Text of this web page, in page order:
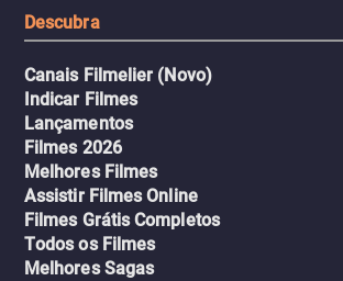
Descubra
Canais Filmelier (Novo)
Indicar Filmes
Lançamentos
Filmes 2026
Melhores Filmes
Assistir Filmes Online
Filmes Grátis Completos
Todos os Filmes
Melhores Sagas